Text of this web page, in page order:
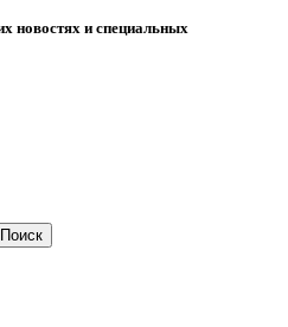
новостях и специальных
Поиск